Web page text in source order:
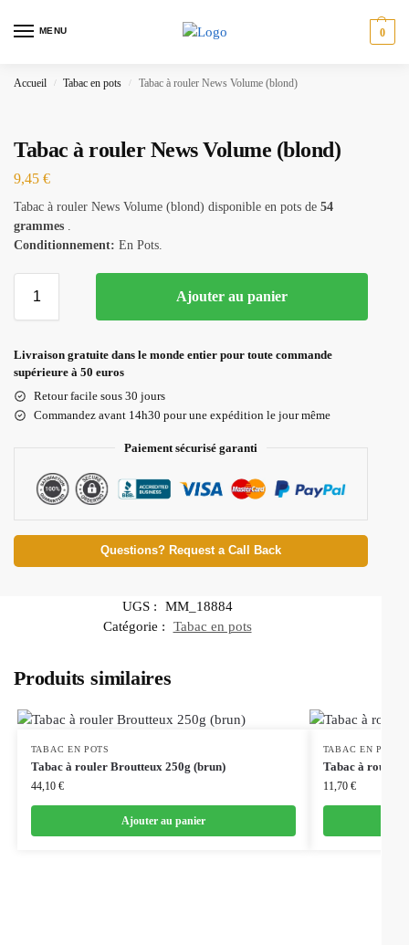
MENU 0
Accueil / Tabac en pots / Tabac à rouler News Volume (blond)
Tabac à rouler News Volume (blond)
9,45 €
Tabac à rouler News Volume (blond) disponible en pots de 54
grammes
Conditionnement: En Pots.
Ajouter au panier
Livraison gratuite dans le monde entier pour toute commande
supérieure à 50 euros
Retour facile sous 30 jours
Commandez avant 14h30 pour une expédition le jour même
Paiement sécurisé garanti
Questions? Request a Call Back
UGS :
MM_18884
Catégorie :
Tabac en pots
Produits similaires
TABAC EN POTS
Tabac à rouler Broutteux 250g (brun)
44,10 €
Ajouter au panier
TABAC EN POTS
Tabac à rouler
11,70 €